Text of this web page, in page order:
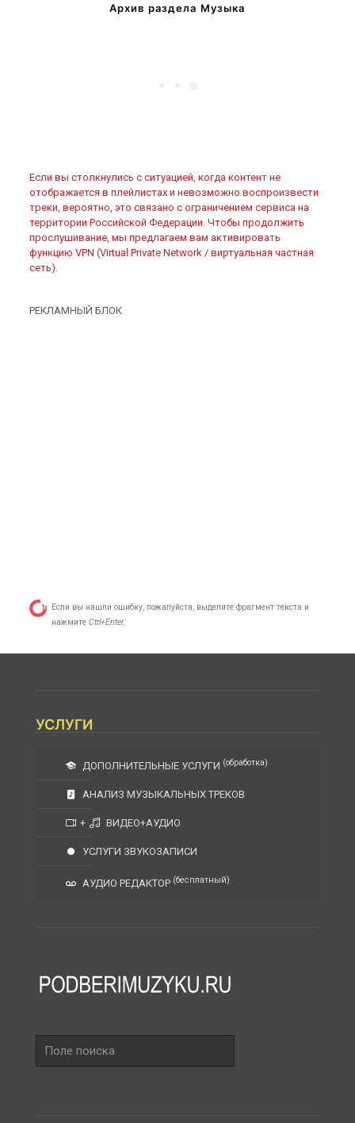
Архив раздела Музыка
Если вы столкнулись с ситуацией, когда контент не
отображается в плейлистах и невозможно воспроизвести
треки, вероятно, это связано с ограничением сервиса на
территории Российской Федерации. Чтобы продолжить
прослушивание, мы предлагаем вам активировать
функцию VPN (Virtual Private Network / виртуальная частная
сеть).
РЕКЛАМНЫЙ БЛОК
Если вы нашли ошибку, пожалуйста, выделите фрагмент текста и
нажмите Ctrl+Enter.
УСЛУГИ
ДОПОЛНИТЕЛЬНЫЕ УСЛУГИ (обработка)
АНАЛИЗ МУЗЫКАЛЬНЫХ ТРЕКОВ
+ ВИДЕО+АУДИО
УСЛУГИ ЗВУКОЗАПИСИ
АУДИО РЕДАКТОР (бесплатный)
поиска